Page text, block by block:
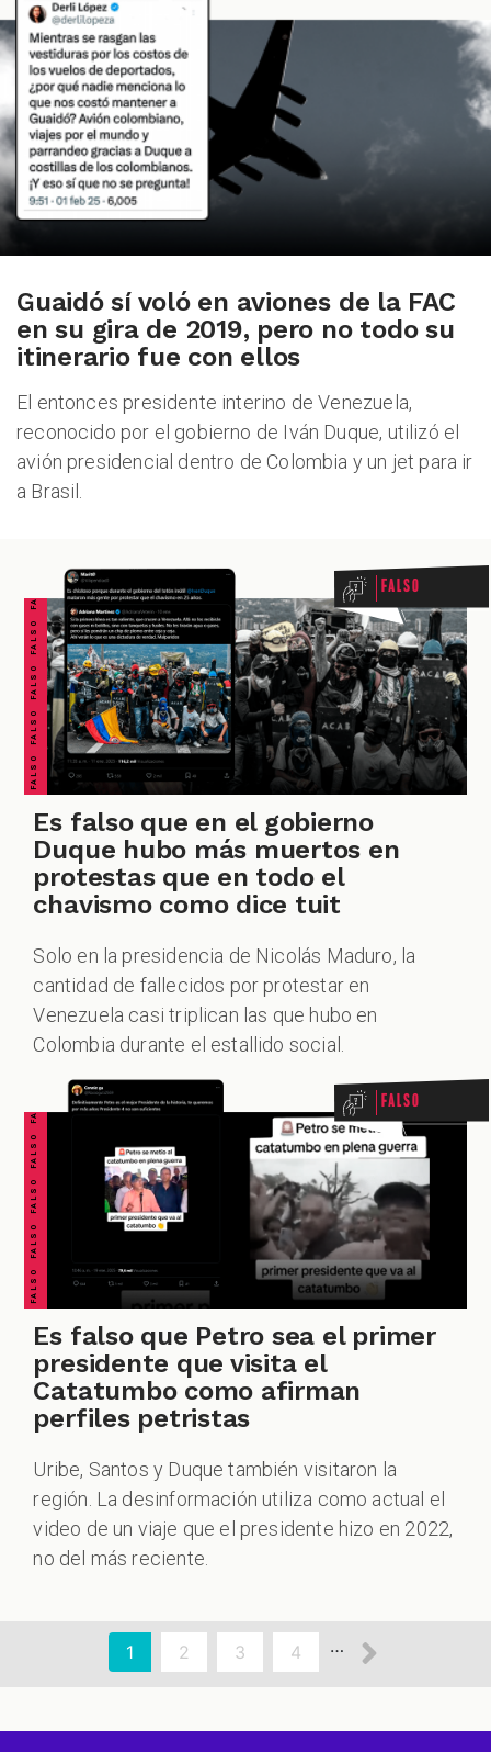
Guaidó sí voló en aviones de la FAC
en su gira de 2019, pero no todo su
itinerario fue con ellos
El entonces presidente interino de Venezuela,
reconocido por el gobierno de Iván Duque, utilizó el
avión presidencial dentro de Colombia y un jet para ir
a Brasil.
FALSO FALSO FALSO FALSO FALSO FALSO FALSO Falso
Es falso que en el gobierno
Duque hubo más muertos en
protestas que en todo el
chavismo como dice tuit
Solo en la presidencia de Nicolás Maduro, la
cantidad de fallecidos por protestar en
Venezuela casi triplican las que hubo en
Colombia durante el estallido social.
FALSO FALSO FALSO FALSO FALSO FALSO FALSO Falso
Es falso que Petro sea el primer
presidente que visita el
Catatumbo como afirman
perfiles petristas
Uribe, Santos y Duque también visitaron la
región. La desinformación utiliza como actual el
video de un viaje que el presidente hizo en 2022,
no del más reciente.
Página
actual
1 Page
2 Page
3 Page
4 …